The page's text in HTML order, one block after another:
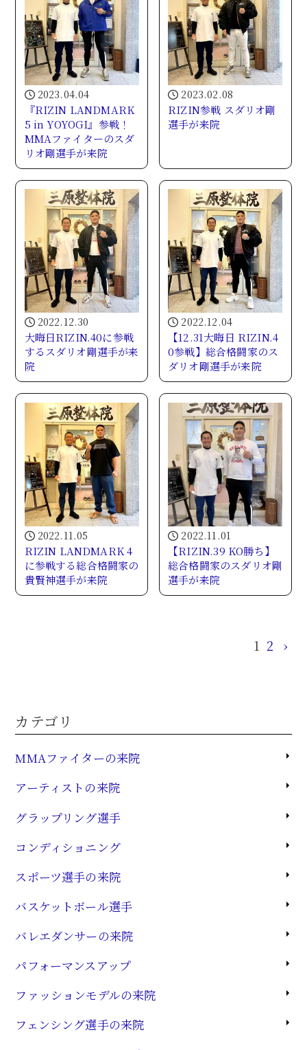
2023.04.04
『RIZIN LANDMARK
5 in YOYOGI』参戦！
MMAファイターのスダ
リオ剛選手が来院
2023.02.08
RIZIN参戦 スダリオ剛
選手が来院
2022.12.30
大晦日RIZIN.40に参戦
するスダリオ剛選手が来
院
2022.12.04
【12.31大晦日 RIZIN.4
0参戦】総合格闘家のス
ダリオ剛選手が来院
2022.11.05
RIZIN LANDMARK 4
に参戦する総合格闘家の
貴賢神選手が来院
2022.11.01
【RIZIN.39 KO勝ち】
総合格闘家のスダリオ剛
選手が来院
1 2 ›
カテゴリ
MMAファイターの来院
アーティストの来院
グラップリング選手
コンディショニング
スポーツ選手の来院
バスケットボール選手
バレエダンサーの来院
パフォーマンスアップ
ファッションモデルの来院
フェンシング選手の来院